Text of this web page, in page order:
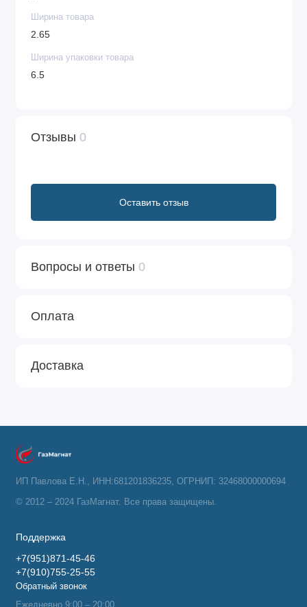
Ширина товара
2.65
Ширина упаковки товара
6.5
Отзывы 0
Оставить отзыв
Вопросы и ответы 0
Оплата
Доставка
ИП Павлова Е.Н., ИНН:681201836235, ОГРНИП: 32468000000694
© 2012 – 2024 ГазМагнат. Все права защищены.
Поддержка
+7(951)871-45-46
+7(910)755-25-55
Обратный звонок